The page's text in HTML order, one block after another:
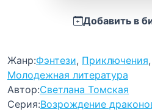
Добавить в
Жанр:Фэнтези, Приключения,
Молодежная литература
Автор:Светлана Томская
Серия:Возрождение